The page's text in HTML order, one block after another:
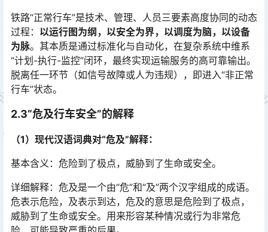
铁路“正常行车”是技术、管理、人员三要素高度协同的动态
过程： 以运行图为纲，以安全为界，以调度为脑，以设备
为脉。其本质是通过标准化与自动化，在复杂系统中维系
“计划-执行-监控”闭环，最终实现运输服务的高可靠输出。
脱离任一环节（如信号故障或人为违规），即进入“非正常
行车”状态。󠅅󠅃󠄵󠅂󠄪󠇖󠆨󠆨󠇕󠆞󠆒󠅬󠇘󠆭󠆘󠇙󠆝󠅵󠇗󠆭󠆁󠄐󠇗󠅹󠅸󠇖󠆍󠅳󠇖󠅹󠅰󠇖󠆌󠅹
2.3“危及行车安全”的解释
（1）现代汉语词典对“危及”解释：
基本含义：危险到了极点，威胁到了生命或安全。
详细解释：危及是一个由“危”和“及”两个汉字组成的成语。
危表示危险，及表示到达，危及的意思是危险到了极点，
威胁到了生命或安全。用来形容某种情况或行为非常危